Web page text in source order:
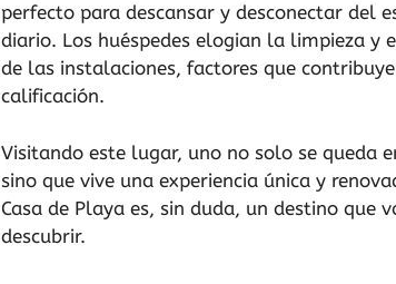
perfecto para descansar y desconectar del
diario. Los huéspedes elogian la limpieza y
de las instalaciones, factores que
calificación.
Visitando este lugar, uno no solo se queda
sino que vive una experiencia única y
Casa de Playa es, sin duda, un destino que
descubrir.